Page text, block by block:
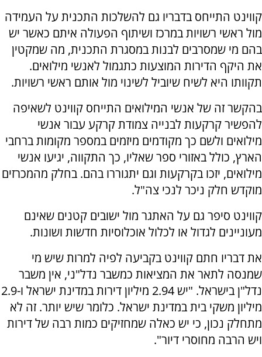
קווינט התייחס בדבריו גם להשלכות התכנית על העמידה
מול ראשי רשויות במרכז ושיתוף הפעולה איתם כאשר יש
בהם מי שמסרבים לבנות במסגרת התכנית, מה שמקטין
את היקף הדירות המוצעות כתגמול לאנשי מילואים.
תקוותו היא לשיח שיוביל לשינוי מול אותם ראשי רשויות.
בהקשר זה של אנשי המילואים התייחס קווינט לשאיפה
להפשיר קרקעות לבנייה צמודת קרקע עבור אנשי
מילואים ולשם כך מקודמים מיזמים במספר מקומות ברחבי
הארץ, כולל באזורי ספר שאליו, כך התקווה, יגיעו אנשי
מילואים, יזכו בקרקעות וגם יתגוררו בהם. בחלק מהמכרזים
מוקדש חלק ניכר לנכי צה"ל.
קווינט סיפר גם על האתגר מול ישובים קטנים שאינם
מעוניינים לגדול או לכלול אוכלוסיות חדשות ושונות.
את דבריו חתם קווינט בקביעה לפיה למרות שיש מי
שמנסה לתאר את המציאות כמשבר נדל"ני, אין משבר
נדל"ן בישראל. "יש 2.94 מיליון דירות במדינת ישראל ו-2.9
מיליון משקי בית במדינת ישראל. כלומר שיש יותר. זה לא
מתחלק נכון, כי יש כאלה שמחזיקים כמות רבה של דירות
ויש הרבה מחוסרי דיור".